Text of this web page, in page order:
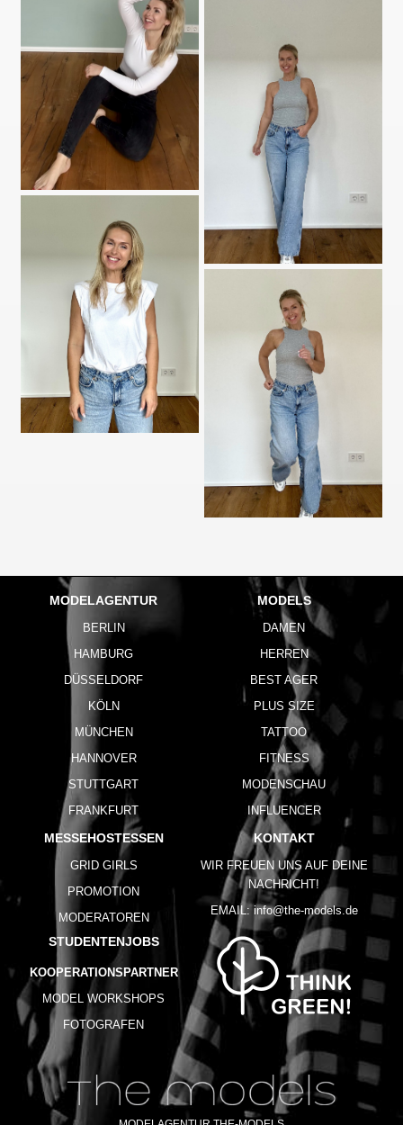
MODELAGENTUR
BERLIN
HAMBURG
DÜSSELDORF
KÖLN
MÜNCHEN
HANNOVER
STUTTGART
FRANKFURT
MODELS
DAMEN
HERREN
BEST AGER
PLUS SIZE
TATTOO
FITNESS
MODENSCHAU
INFLUENCER
MESSEHOSTESSEN
GRID GIRLS
PROMOTION
MODERATOREN
STUDENTENJOBS
KOOPERATIONSPARTNER
MODEL WORKSHOPS
FOTOGRAFEN
KONTAKT
WIR FREUEN UNS AUF DEINE
NACHRICHT!
EMAIL: info@the-models.de